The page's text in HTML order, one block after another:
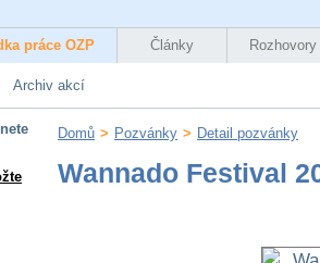
práce OZP Články Rozhovory
Archiv akcí
Domů > Pozvánky > Detail pozvánky
Wannado Festival